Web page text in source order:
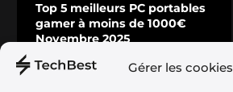
Gérer les cookies
Top 5 meilleurs PC portables
gamer à moins de 1000€
Novembre 2025